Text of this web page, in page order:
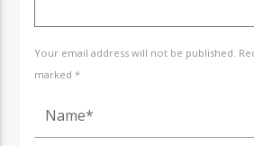
Your email address will not be published.
marked *